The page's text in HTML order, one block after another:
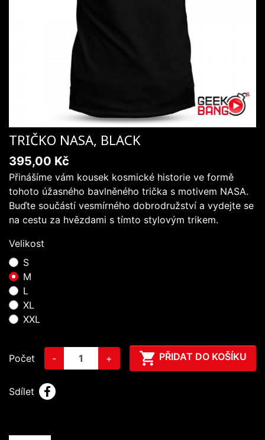
TRIČKO NASA, BLACK
395,00 Kč
Přinášíme vám kousek kosmické historie ve formě
tohoto úžasného bavlněného trička s motivem NASA.
Buďte součástí vesmírného dobrodružství a vydejte se
na cestu za hvězdami s tímto stylovým trikem.
Velikost
S
M
L
XL
XXL
Počet - +  PŘIDAT DO KOŠÍKU
Sdílet